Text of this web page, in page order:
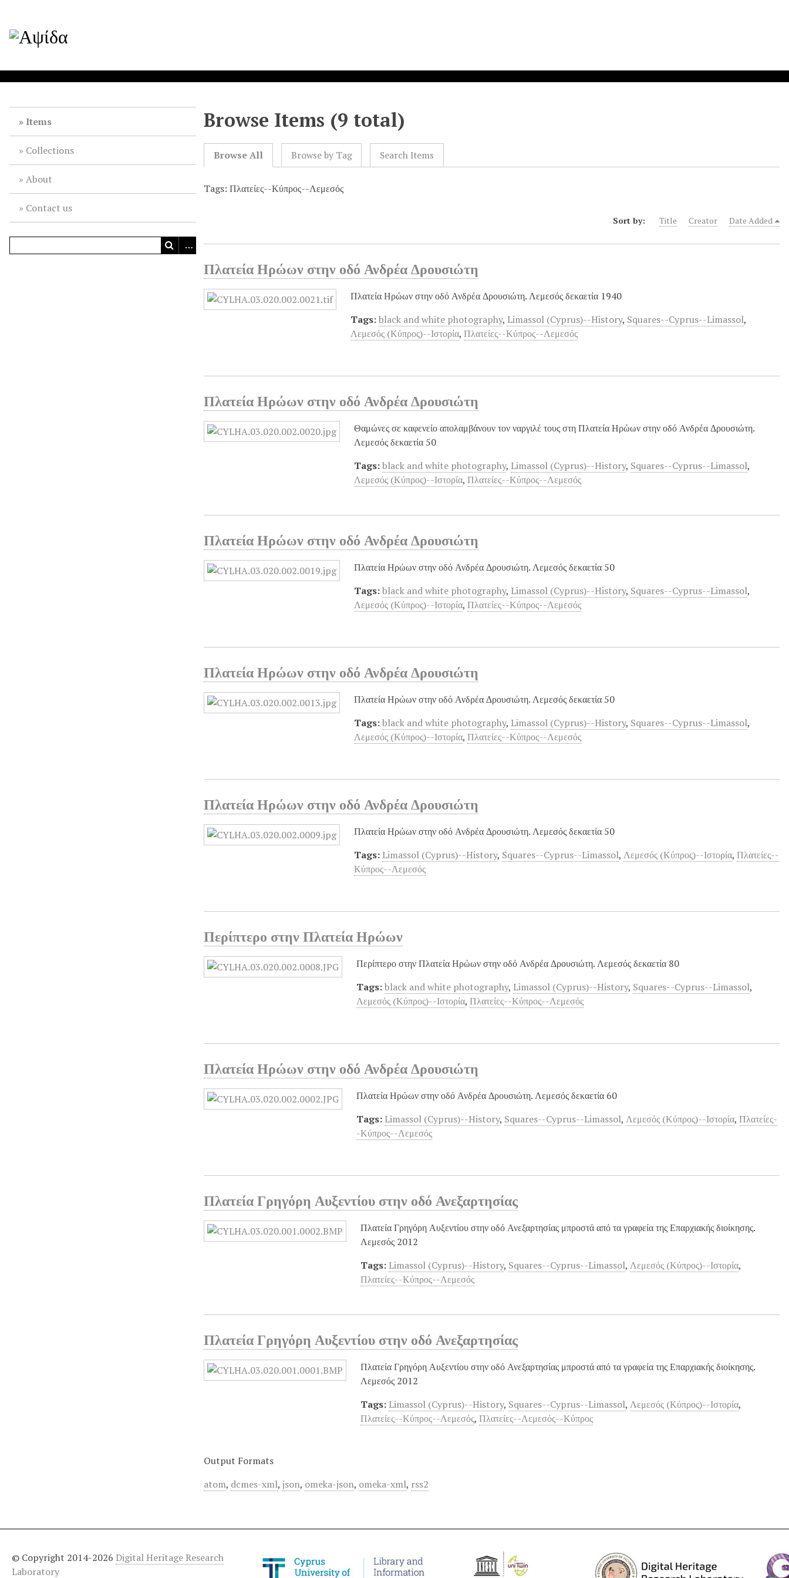
Items
Collections
About
Contact us
Browse Items (9 total)
Browse All Browse by Tag Search Items
Tags: Πλατείες--Κύπρος--Λεμεσός
Sort by: Title Creator Date Added
Πλατεία Ηρώων στην οδό Ανδρέα Δρουσιώτη
Πλατεία Ηρώων στην οδό Ανδρέα Δρουσιώτη. Λεμεσός δεκαετία 1940
Tags: black and white photography, Limassol (Cyprus)--History, Squares--Cyprus--Limassol,
Λεμεσός (Κύπρος)--Ιστορία,Πλατείες--Κύπρος--Λεμεσός
Πλατεία Ηρώων στην οδό Ανδρέα Δρουσιώτη
Θαμώνες σε καφενείο απολαμβάνουν τον ναργιλέ τους στη Πλατεία Ηρώων στην οδό Ανδρέα Δρουσιώτη.
Λεμεσός δεκαετία 50
Tags: black and white photography, Limassol (Cyprus)--History, Squares--Cyprus--Limassol,
Λεμεσός (Κύπρος)--Ιστορία,Πλατείες--Κύπρος--Λεμεσός
Πλατεία Ηρώων στην οδό Ανδρέα Δρουσιώτη
Πλατεία Ηρώων στην οδό Ανδρέα Δρουσιώτη. Λεμεσός δεκαετία 50
Tags: black and white photography, Limassol (Cyprus)--History, Squares--Cyprus--Limassol,
Λεμεσός (Κύπρος)--Ιστορία,Πλατείες--Κύπρος--Λεμεσός
Πλατεία Ηρώων στην οδό Ανδρέα Δρουσιώτη
Πλατεία Ηρώων στην οδό Ανδρέα Δρουσιώτη. Λεμεσός δεκαετία 50
Tags: black and white photography, Limassol (Cyprus)--History, Squares--Cyprus--Limassol,
Λεμεσός (Κύπρος)--Ιστορία,Πλατείες--Κύπρος--Λεμεσός
Πλατεία Ηρώων στην οδό Ανδρέα Δρουσιώτη
Πλατεία Ηρώων στην οδό Ανδρέα Δρουσιώτη. Λεμεσός δεκαετία 50
Tags: Limassol (Cyprus)--History, Squares--Cyprus--Limassol,Λεμεσός (Κύπρος)--Ιστορία,Πλατείες--
Κύπρος--Λεμεσός
Περίπτερο στην Πλατεία Ηρώων
Περίπτερο στην Πλατεία Ηρώων στην οδό Ανδρέα Δρουσιώτη. Λεμεσός δεκαετία 80
Tags: black and white photography, Limassol (Cyprus)--History, Squares--Cyprus--Limassol,
Λεμεσός (Κύπρος)--Ιστορία,Πλατείες--Κύπρος--Λεμεσός
Πλατεία Ηρώων στην οδό Ανδρέα Δρουσιώτη
Πλατεία Ηρώων στην οδό Ανδρέα Δρουσιώτη. Λεμεσός δεκαετία 60
Tags: Limassol (Cyprus)--History, Squares--Cyprus--Limassol,Λεμεσός (Κύπρος)--Ιστορία,Πλατείες-
-Κύπρος--Λεμεσός
Πλατεία Γρηγόρη Αυξεντίου στην οδό Ανεξαρτησίας
Πλατεία Γρηγόρη Αυξεντίου στην οδό Ανεξαρτησίας μπροστά από τα γραφεία της Επαρχιακής διοίκησης.
Λεμεσός 2012
Tags: Limassol (Cyprus)--History, Squares--Cyprus--Limassol,Λεμεσός (Κύπρος)--Ιστορία,
Πλατείες--Κύπρος--Λεμεσός
Πλατεία Γρηγόρη Αυξεντίου στην οδό Ανεξαρτησίας
Πλατεία Γρηγόρη Αυξεντίου στην οδό Ανεξαρτησίας μπροστά από τα γραφεία της Επαρχιακής διοίκησης.
Λεμεσός 2012
Tags: Limassol (Cyprus)--History, Squares--Cyprus--Limassol,Λεμεσός (Κύπρος)--Ιστορία,
Πλατείες--Κύπρος--Λεμεσός,Πλατείες--Λεμεσός--Κύπρος
Output Formats
atom, dcmes-xml,json, omeka-json, omeka-xml, rss2
© Copyright 2014-2026 Digital Heritage Research
Laboratory